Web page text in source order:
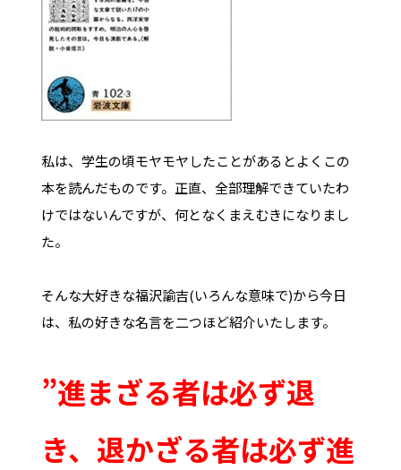
私は、学生の頃モヤモヤしたことがあるとよくこの
本を読んだものです。正直、全部理解できていたわ
けではないんですが、何となくまえむきになりまし
た。
そんな大好きな福沢諭吉(いろんな意味で)から今日
は、私の好きな名言を二つほど紹介いたします。
”進まざる者は必ず退
き、退かざる者は必ず進